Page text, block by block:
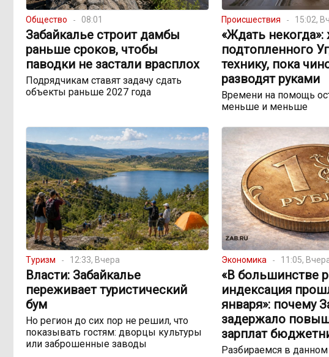
Общество 08:01
Забайкалье строит дамбы
раньше сроков, чтобы
паводки не застали врасплох
Подрядчикам ставят задачу сдать
объекты раньше 2027 года
Происшествия 15:02,
«Ждать
подтопленного
технику, пока
разводят руками
Времени на помощь
меньше и меньше
Туризм 12:33, Вчера
Власти: Забайкалье
переживает туристический
бум
Но регион до сих пор не решил, что
показывать гостям: дворцы культуры
или заброшенные заводы
Экономика 11:05,
«В большинстве
индексация
января»: почему
задержало
зарплат
Разбираемся в